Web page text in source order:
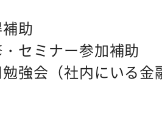
助
・セミナー参加補助
勉強会（社内にいる